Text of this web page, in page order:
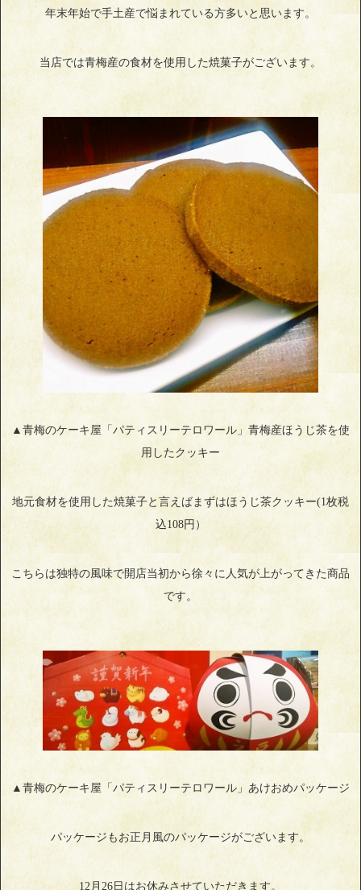
年末年始で手土産で悩まれている方多いと思います。
当店では青梅産の食材を使用した焼菓子がございます。
▲青梅のケーキ屋「パティスリーテロワール」青梅産ほうじ茶を使
用したクッキー
地元食材を使用した焼菓子と言えばまずはほうじ茶クッキー(1枚税
込108円）
こちらは独特の風味で開店当初から徐々に人気が上がってきた商品
です。
▲青梅のケーキ屋「パティスリーテロワール」あけおめパッケージ
パッケージもお正月風のパッケージがございます。
12月26日はお休みさせていただきます。